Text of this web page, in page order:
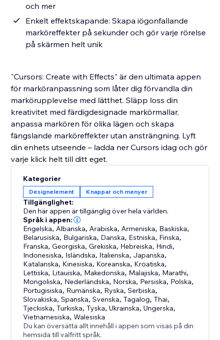
och mer
Enkelt effektskapande: Skapa iögonfallande
marköreffekter på sekunder och gör varje rörelse
på skärmen helt unik
"Cursors: Create with Effects" är den ultimata appen
för marköranpassning som låter dig förvandla din
markörupplevelse med lätthet. Släpp loss din
kreativitet med färdigdesignade markörmallar,
anpassa markören för olika lägen och skapa
fängslande marköreffekter utan ansträngning. Lyft
din enhets utseende – ladda ner Cursors idag och gör
varje klick helt till ditt eget.
Kategorier
Designelement Knappar och menyer
Tillgänglighet:
Den här appen är tillgänglig över hela världen.
Språk i appen:
Engelska, Albanska, Arabiska, Armeniska, Baskiska,
Belarusiska, Bulgariska, Danska, Estniska, Finska,
Franska,Georgiska,Grekiska, Hebreiska, Hindi,
Indonesiska, Isländska, Italienska, Japanska,
Katalanska, Kinesiska, Koreanska, Kroatiska,
Lettiska, Litauiska, Makedonska, Malajiska, Marathi,
Mongoliska, Nederländska, Norska, Persiska, Polska,
Portugisiska, Rumänska, Ryska,Serbiska,
Slovakiska,Spanska,Svenska,Tagalog,Thai,
Tjeckiska,Turkiska,Tyska,Ukrainska,Ungerska,
Vietnamesiska,Walesiska
Du kan översätta allt innehåll i appen som visas på din
hemsida till valfritt språk.